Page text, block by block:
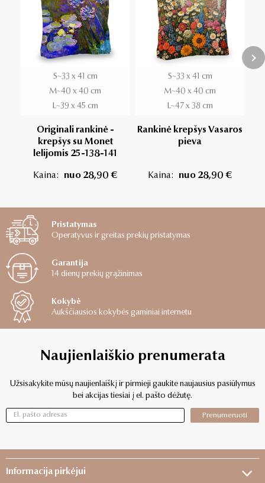
S~33 x 41 cm
M~40 x 40 cm
L~39 x 45 cm
Originali rankinė -
krepšys su Monet
lelijomis 25-138-141
Kaina: nuo 28,90 €
S~33 x 41 cm
M~40 x 40 cm
L~47 x 38 cm
Rankinė krepšys Vasaros
pieva
Kaina: nuo 28,90 €
Pristatymas
Operatyvus ir greitas prekių pristatymas
Garantija
14 dienų prekių grąžinimas
Kokybė
Aukščiausios kokybės gaminiai internetu
Naujienlaiškio prenumerata
Užsisakykite mūsų naujienlaiškį ir pirmieji gaukite naujausius pasiūlymus
bei akcijas tiesiai į el. pašto dėžutę.
Prenumeruoti
Informacija pirkėjui